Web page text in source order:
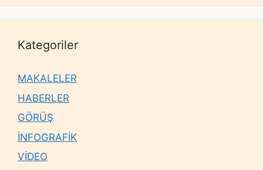
Kategoriler
MAKALELER
HABERLER
GÖRÜŞ
İNFOGRAFİK
VİDEO